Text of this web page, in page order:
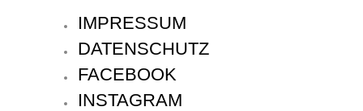
IMPRESSUM
DATENSCHUTZ
FACEBOOK
INSTAGRAM